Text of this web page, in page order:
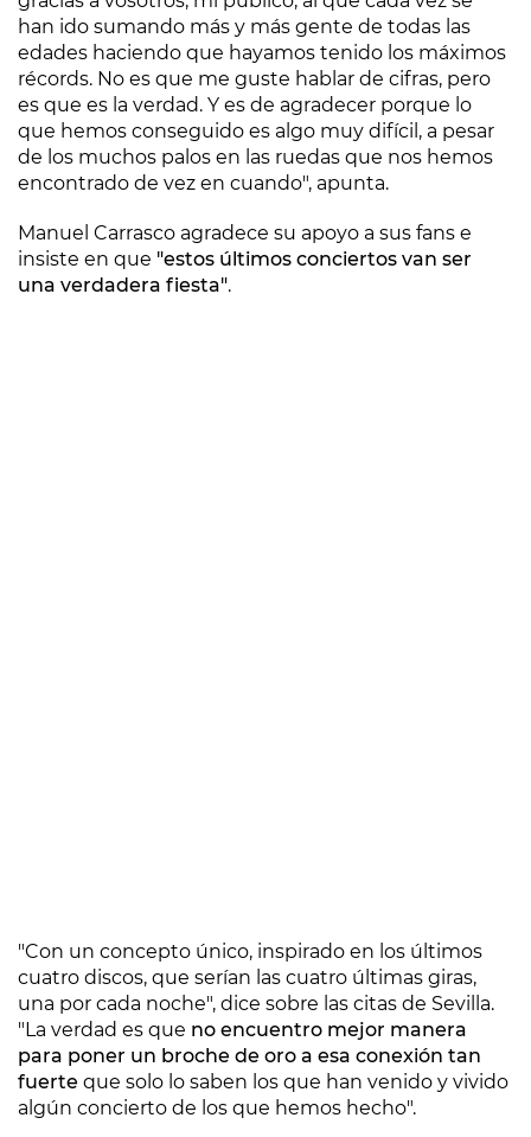
han ido sumando más y más gente de todas las
edades haciendo que hayamos tenido los máximos
récords. No es que me guste hablar de cifras, pero
es que es la verdad. Y es de agradecer porque lo
que hemos conseguido es algo muy difícil, a pesar
de los muchos palos en las ruedas que nos hemos
encontrado de vez en cuando", apunta.
Manuel Carrasco agradece su apoyo a sus fans e
insiste en que "estos últimos conciertos van ser
una verdadera fiesta".
"Con un concepto único, inspirado en los últimos
cuatro discos, que serían las cuatro últimas giras,
una por cada noche", dice sobre las citas de Sevilla.
"La verdad es que no encuentro mejor manera
para poner un broche de oro a esa conexión tan
fuerte que solo lo saben los que han venido y vivido
algún concierto de los que hemos hecho".